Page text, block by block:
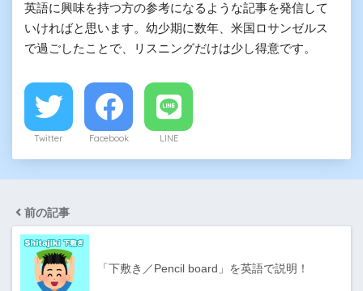
英語に興味を持つ方の参考になるような記事を発信して
いければと思います。幼少期に数年、米国ロサンゼルス
で過ごしたことで、リスニングだけは少し得意です。
Twitter Facebook LINE
前の記事
「下敷き／Pencil board」を英語で説明！